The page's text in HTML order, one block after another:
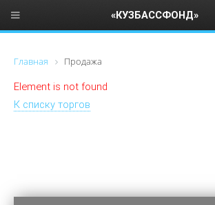
Главная Продажа
Element is not found
К списку торгов
«КУЗБАССФОНД»